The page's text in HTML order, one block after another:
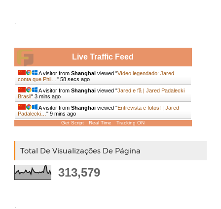
Live Traffic Feed
A visitor from Shanghaiviewed "Vídeo legendado: Jared
conta que Phil… " 59 secs ago
A visitor from Shanghaiviewed "Jared e fã | Jared Padalecki
Brasil" 3 mins ago
A visitor from Shanghaiviewed "Entrevista e fotos! | Jared
Padalecki… " 9 mins ago
Get Script Real Time Tracking ON
Total De Visualizações De Página
313,579